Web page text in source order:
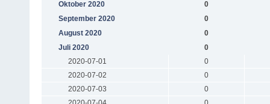
Oktober 2020
0
September 2020
0
August 2020
0
Juli 2020
0
2020-07-01
0
2020-07-02
0
2020-07-03
0